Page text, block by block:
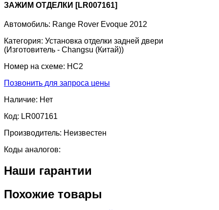
ЗАЖИМ ОТДЕЛКИ [LR007161]
Автомобиль: Range Rover Evoque 2012
Категория: Установка отделки задней двери
(Изготовитель - Changsu (Китай))
Номер на схеме: HC2
Позвонить для запроса цены
Наличие: Нет
Код: LR007161
Производитель: Неизвестен
Коды аналогов:
Наши гарантии
Похожие товары